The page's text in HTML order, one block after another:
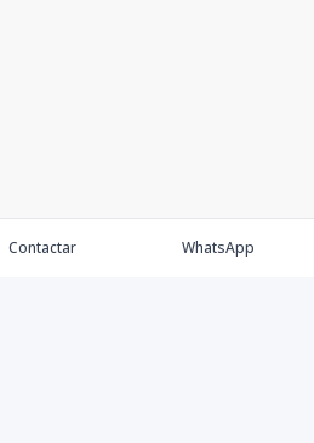
Contactar WhatsApp